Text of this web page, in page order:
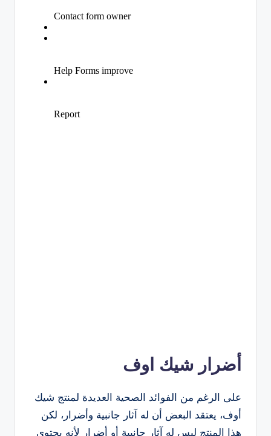
أضرار شيك اوف
على الرغم من الفوائد الصحية العديدة لمنتج شيك
أوف، يعتقد البعض أن له آثار جانبية وأضرار، لكن
هذا المنتج ليس له آثار جانبية أو أضرار لأنه يحتوي